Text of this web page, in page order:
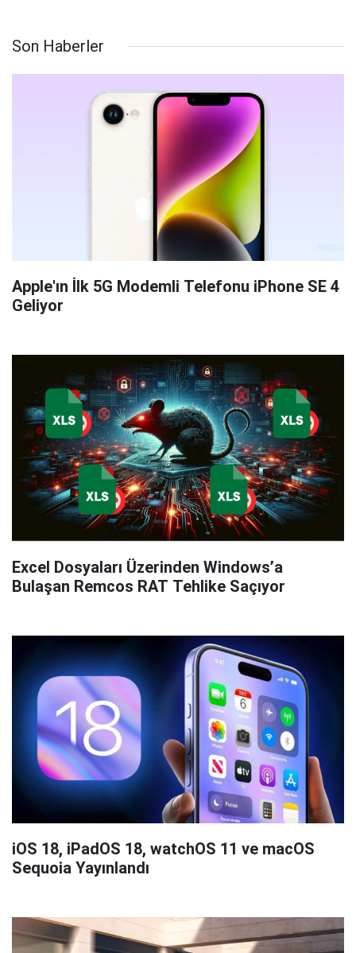
Son Haberler
Apple'ın İlk 5G Modemli Telefonu iPhone SE 4
Geliyor
Excel Dosyaları Üzerinden Windows’a
Bulaşan Remcos RAT Tehlike Saçıyor
iOS 18, iPadOS 18, watchOS 11 ve macOS
Sequoia Yayınlandı